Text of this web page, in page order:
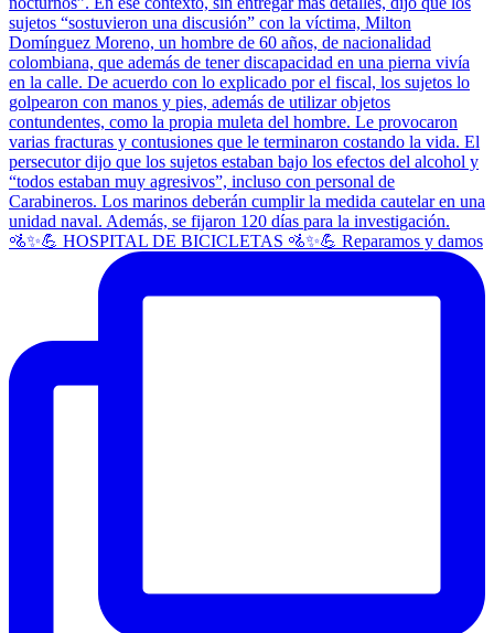
🚵✨💪 HOSPITAL DE BICICLETAS 🚵✨💪 Reparamos y damos